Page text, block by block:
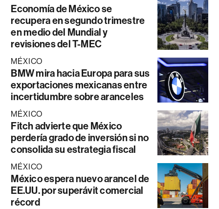
Economía de México se
recupera en segundo trimestre
en medio del Mundial y
revisiones del T-MEC
MÉXICO
BMW mira hacia Europa para sus
exportaciones mexicanas entre
incertidumbre sobre aranceles
MÉXICO
Fitch advierte que México
perdería grado de inversión si no
consolida su estrategia fiscal
MÉXICO
México espera nuevo arancel de
EE.UU. por superávit comercial
récord